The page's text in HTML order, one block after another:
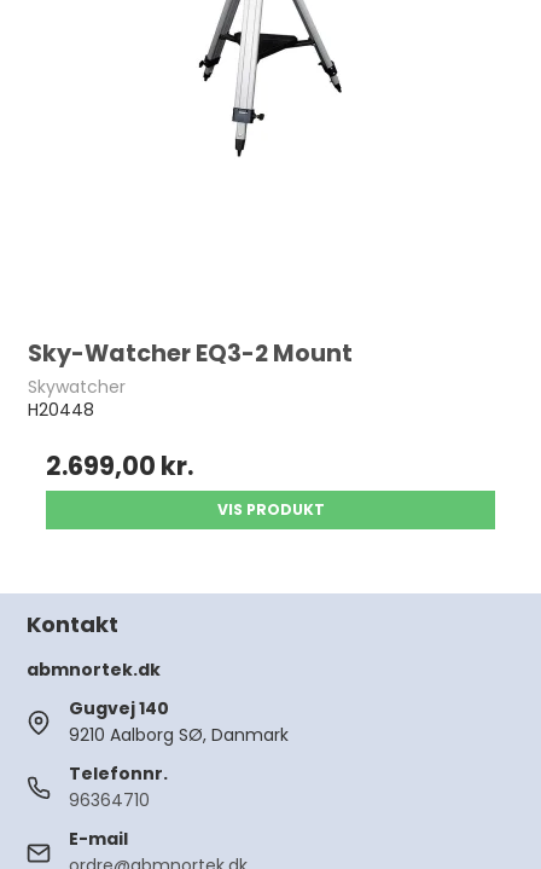
Sky-Watcher EQ3-2 Mount
Skywatcher
H20448
2.699,00 kr.
VIS PRODUKT
Kontakt
abmnortek.dk
Gugvej 140
9210 Aalborg SØ, Danmark
Telefonnr.
96364710
E-mail